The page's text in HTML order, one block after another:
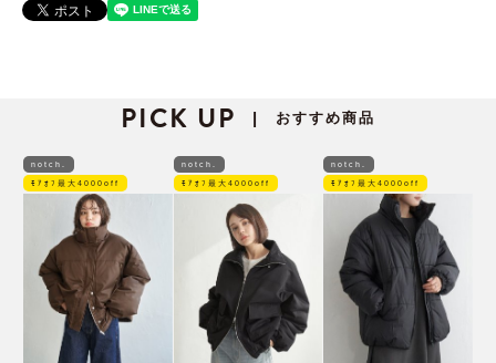
PICK UP | おすすめ商品
notch.
ﾓｱｵﾌ最大4000off
notch.
ﾓｱｵﾌ最大4000off
notch.
ﾓｱｵﾌ最大4000off